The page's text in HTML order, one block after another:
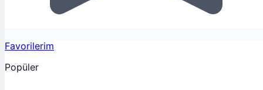
Favorilerim
Popüler